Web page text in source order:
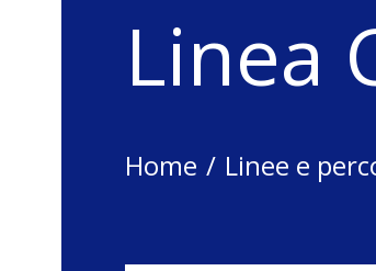
Linea
Breadcrumbs
Home Linee e